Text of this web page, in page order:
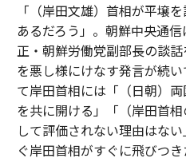
「（岸田文雄）首相が平壌
あるだろう」。朝鮮中央通
正・朝鮮労働党副部長の談
を悪し様にけなす発言が続
て岸田首相には「（日朝）
を共に開ける」「（岸田首
して評価されない理由はな
ぐ岸田首相がすぐに飛びつ